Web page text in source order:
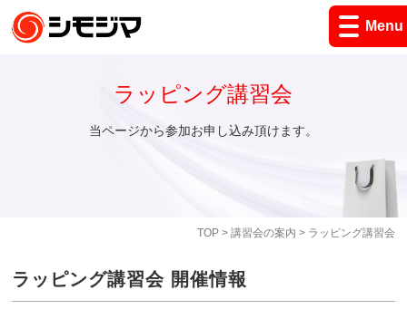
Menu
TOP> 講習会の案内 > ラッピング講習会
ラッピング講習会
当ページから参加お申し込み頂けます。
ラッピング講習会 開催情報